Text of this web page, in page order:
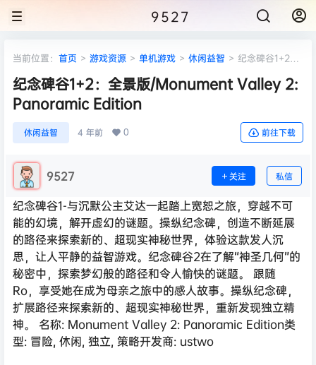
9527
当前位置： 首页 > 游戏资源 > 单机游戏 > 休闲益智 > 纪念碑谷1+2：
纪念碑谷1+2：全景版/Monument Valley 2:
Panoramic Edition
休闲益智 4 年前 0 前往下载
9527 关注 私信
纪念碑谷1-与沉默公主艾达一起踏上宽恕之旅，穿越不可
能的幻境，解开虚幻的谜题。操纵纪念碑，创造不断延展
的路径来探索新的、超现实神秘世界，体验这款发人沉
思，让人平静的益智游戏。纪念碑谷2在了解“神圣几何”的
秘密中，探索梦幻般的路径和令人愉快的谜题。 跟随
Ro，享受她在成为母亲之旅中的感人故事。操纵纪念碑，
扩展路径来探索新的、超现实神秘世界，重新发现独立精
神。 名称: Monument Valley 2: Panoramic Edition类
型: 冒险, 休闲, 独立, 策略开发商: ustwo